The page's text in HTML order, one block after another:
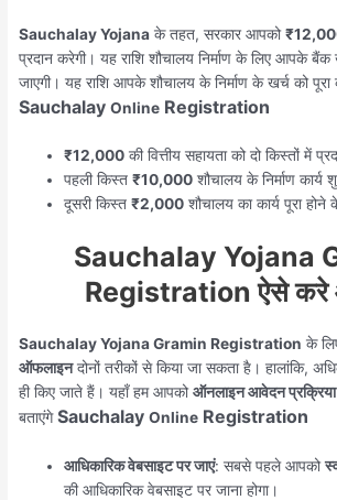
Sauchalay Yojana के तहत, सरकार आपको
प्रदान करेगी। यह राशि शौचालय निर्माण के लिए आपके
जाएगी। यह राशि आपके शौचालय के निर्माण के खर्च को पूरा
SauchalayOnline Registration
₹12,000 की वित्तीय सहायता को दो किस्तों में
पहली किस्त₹10,000 शौचालय के निर्माण कार्य
दूसरी किस्त₹2,000 शौचालय का कार्य पूरा होने
Sauchalay Yojana
Registration ऐसे करे
Sauchalay Yojana Gramin Registration के
ऑफलाइनदोनों तरीकों से किया जा सकता है। हालांकि,
ही किए जाते हैं। यहाँ हम आपकोऑनलाइन आवेदन प्रक्रिया
बताएंगेSauchalayOnline Registration
आधिकारिक वेबसाइट पर जाएं: सबसे पहले आपको
की आधिकारिक वेबसाइट पर जाना होगा।